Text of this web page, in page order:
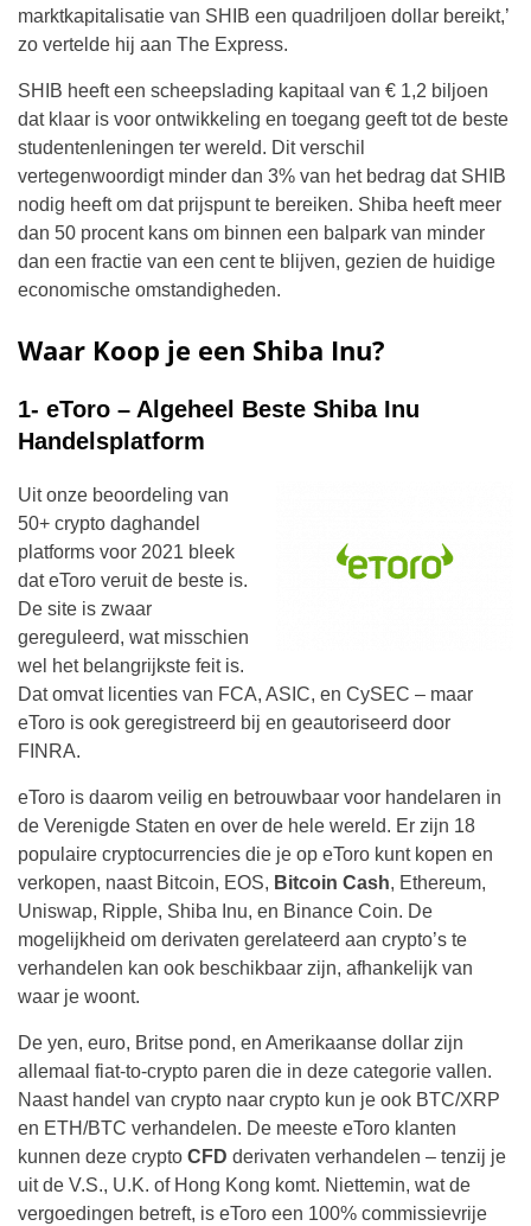
marktkapitalisatie van SHIB een quadriljoen dollar bereikt,’
zo vertelde hij aan The Express.
SHIB heeft een scheepslading kapitaal van € 1,2 biljoen
dat klaar is voor ontwikkeling en toegang geeft tot de beste
studentenleningen ter wereld. Dit verschil
vertegenwoordigt minder dan 3% van het bedrag dat SHIB
nodig heeft om dat prijspunt te bereiken. Shiba heeft meer
dan 50 procent kans om binnen een balpark van minder
dan een fractie van een cent te blijven, gezien de huidige
economische omstandigheden.
Waar Koop je een Shiba Inu?
1- eToro – Algeheel Beste Shiba Inu
Handelsplatform
Uit onze beoordeling van
50+ crypto daghandel
platforms voor 2021 bleek
dat eToro veruit de beste is.
De site is zwaar
gereguleerd, wat misschien
wel het belangrijkste feit is.
Dat omvat licenties van FCA, ASIC, en CySEC – maar
eToro is ook geregistreerd bij en geautoriseerd door
FINRA.
eToro is daarom veilig en betrouwbaar voor handelaren in
de Verenigde Staten en over de hele wereld. Er zijn 18
populaire cryptocurrencies die je op eToro kunt kopen en
verkopen, naast Bitcoin, EOS, Bitcoin Cash, Ethereum,
Uniswap, Ripple, Shiba Inu, en Binance Coin. De
mogelijkheid om derivaten gerelateerd aan crypto’s te
verhandelen kan ook beschikbaar zijn, afhankelijk van
waar je woont.
De yen, euro, Britse pond, en Amerikaanse dollar zijn
allemaal fiat-to-crypto paren die in deze categorie vallen.
Naast handel van crypto naar crypto kun je ook BTC/XRP
en ETH/BTC verhandelen. De meeste eToro klanten
kunnen deze crypto CFD derivaten verhandelen – tenzij je
uit de V.S., U.K. of Hong Kong komt. Niettemin, wat de
vergoedingen betreft, is eToro een 100% commissievrije